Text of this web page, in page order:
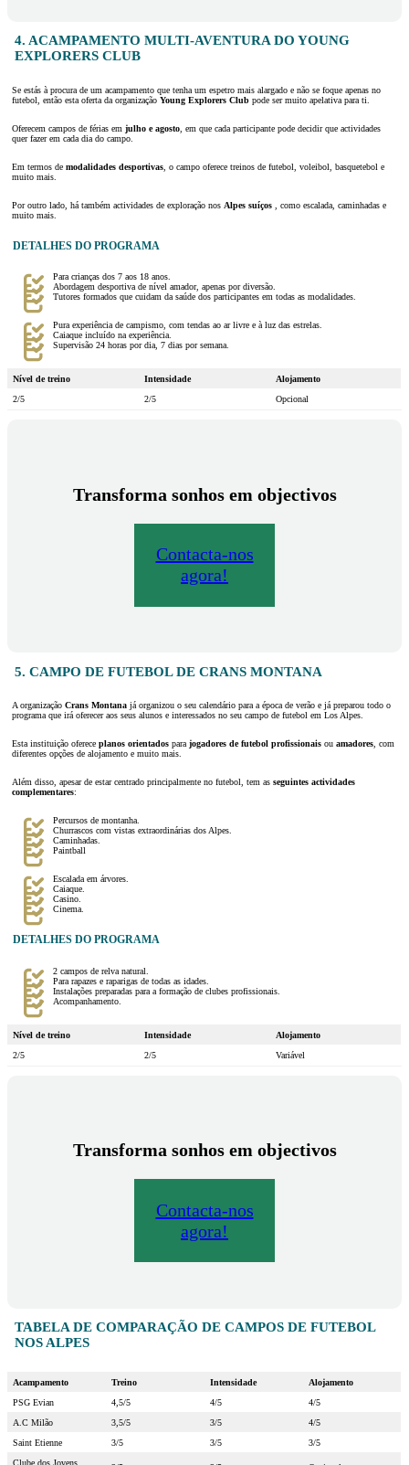
4. ACAMPAMENTO MULTI-AVENTURA DO YOUNG
EXPLORERS CLUB
Se estás à procura de um acampamento que tenha um espetro mais alargado e não se foque apenas no
futebol, então esta oferta da organização Young Explorers Club pode ser muito apelativa para ti.
Oferecem campos de férias em julho e agosto , em que cada participante pode decidir que actividades
quer fazer em cada dia do campo.
Em termos de modalidades desportivas , o campo oferece treinos de futebol, voleibol, basquetebol e
muito mais.
Por outro lado, há também actividades de exploração nos Alpes suíços
, como escalada, caminhadas e
muito mais.
DETALHES DO PROGRAMA
Para crianças dos 7 aos 18 anos.
Abordagem desportiva de nível amador, apenas por diversão.
Tutores formados que cuidam da saúde dos participantes em todas as modalidades.
Pura experiência de campismo, com tendas ao ar livre e à luz das estrelas.
Caiaque incluído na experiência.
Supervisão 24 horas por dia, 7 dias por semana.
Nível de treino Intensidade
Alojamento
2/5
2/5 Opcional
Transforma sonhos em objectivos
Contacta-nos
agora!
5. CAMPO DE FUTEBOL DE CRANS MONTANA
A organização Crans Montana já organizou o seu calendário para a época de verão e já preparou todo o
programa que irá oferecer aos seus alunos e interessados no seu campo de futebol em Los Alpes.
Esta instituição oferece planos orientados parajogadores de futebol profissionais ou amadores, com
diferentes opções de alojamento e muito mais.
Além disso, apesar de estar centrado principalmente no futebol, tem as seguintes actividades
complementares:
Percursos de montanha.
Churrascos com vistas extraordinárias dos Alpes.
Caminhadas.
Paintball
Escalada em árvores.
Caiaque.
Casino.
Cinema.
DETALHES DO PROGRAMA
2 campos de relva natural.
Para rapazes e raparigas de todas as idades.
Instalações preparadas para a formação de clubes profissionais.
Acompanhamento.
Nível de treino Intensidade
Alojamento
2/5
2/5 Variável
Transforma sonhos em objectivos
Contacta-nos
agora!
TABELA DE COMPARAÇÃO DE CAMPOS DE FUTEBOL
NOS ALPES
Acampamento Treino Intensidade
Alojamento
PSG Evian
4,5/5 4/5
4/5
A.C Milão
3,5/5 3/5
4/5
Saint Etienne
3/5 3/5
3/5
Clube dos Jovens